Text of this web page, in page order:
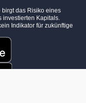
birgt das Risiko eines
investierten Kapitals.
Indikator für zukünftige